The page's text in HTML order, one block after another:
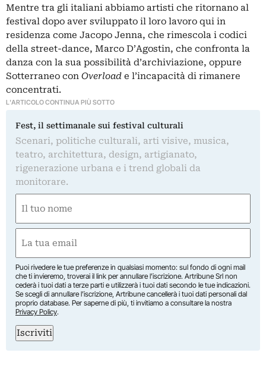
Mentre tra gli italiani abbiamo artisti che ritornano al
festival dopo aver sviluppato il loro lavoro qui in
residenza come Jacopo Jenna, che rimescola i codici
della street-dance, Marco D’Agostin, che confronta la
danza con la sua possibilità d’archiviazione, oppure
Sotterraneo con Overload e l’incapacità di rimanere
concentrati.
L'ARTICOLO CONTINUA PIÙ SOTTO
Fest, il settimanale sui festival culturali
Scenari, politiche culturali, arti visive, musica,
teatro, architettura, design, artigianato,
rigenerazione urbana e i trend globali da
monitorare.
(Required)
First
(Required)
Puoi rivedere le tue preferenze in qualsiasi momento: sul fondo di ogni mail
che ti invieremo, troverai il link per annullare l’iscrizione. Artribune Srl non
cederà i tuoi dati a terze parti e utilizzerà i tuoi dati secondo le tue indicazioni.
Se scegli di annullare l’iscrizione, Artribune cancellerà i tuoi dati personali dal
proprio database. Per saperne di più, ti invitiamo a consultare la nostra
Privacy Policy.
Iscriviti